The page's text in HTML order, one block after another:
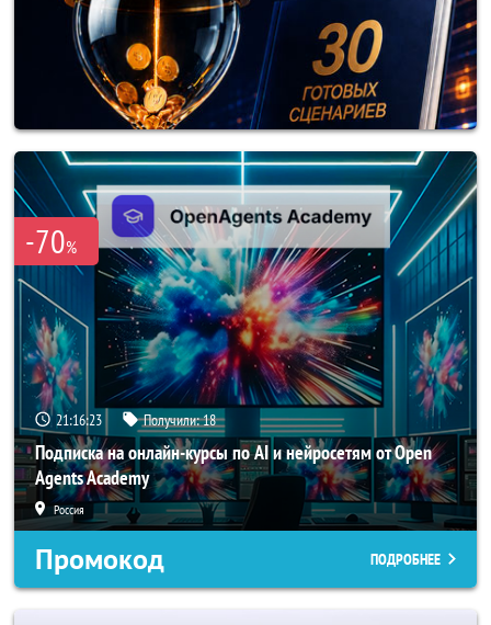
-70%
21:16:20 Получили:18
Подписка на онлайн-курсы по AI и нейросетям от Open
Agents Academy
Россия
Промокод ПОДРОБНЕЕ